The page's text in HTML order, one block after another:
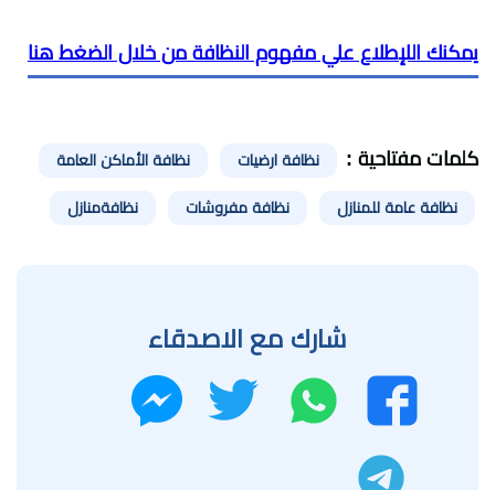
يمكنك اللإطلاع علي مفهوم النظافة من خلال الضغط هنا
كلمات مفتاحية : نظافة ارضيات نظافة الأماكن العامة
نظافة عامة للمنازل نظافة مفروشات نظافةمنازل
شارك مع الاصدقاء
فيسبوك
واتساب تويتر